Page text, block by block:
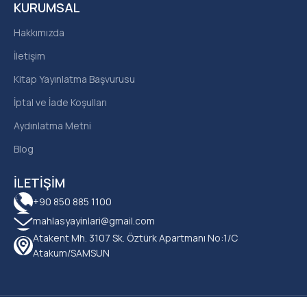
İLETIŞIM
+90 850 885 1100
mahlasyayinlari@gmail.com
Atakent Mh. 3107 Sk. Öztürk Apartmanı No:1/C
Atakum/SAMSUN
KURUMSAL
Hakkımızda
İletişim
Kitap Yayınlatma Başvurusu
İptal ve İade Koşulları
Aydınlatma Metni
Blog